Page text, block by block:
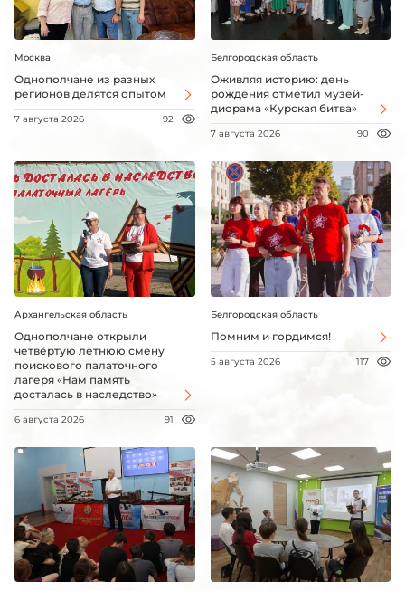
Москва
Однополчане из разных
регионов делятся опытом
7 августа 2026 92
Белгородская область
Оживляя историю: день
рождения отметил музей-
диорама «Курская битва»
7 августа 2026 90
Архангельская область
Однополчане открыли
четвёртую летнюю смену
поискового палаточного
лагеря «Нам память
досталась в наследство»
6 августа 2026 91
Белгородская область
Помним и гордимся!
5 августа 2026 117